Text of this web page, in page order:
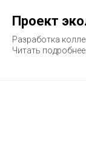
Проект
Разработка
Читать подробнее...